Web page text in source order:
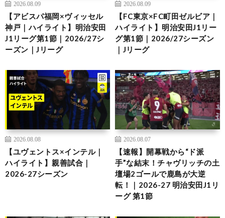
2026.08.09
【アビスパ福岡×ヴィッセル
神戸｜ハイライト】明治安田
J1リーグ第1節｜2026/27シ
ーズン｜Jリーグ
2026.08.09
【FC東京×FC町田ゼルビア｜
ハイライト】明治安田J1リー
グ第1節｜2026/27シーズン
｜Jリーグ
2026.08.08
【ユヴェントス×インテル｜
ハイライト】親善試合｜
2026-27シーズン
2026.08.07
【速報】開幕戦から“ド派
手”な結末！チャヴリッチの土
壇場2ゴールで鹿島が大逆
転！｜2026-27 明治安田J1リ
ーグ 第1節